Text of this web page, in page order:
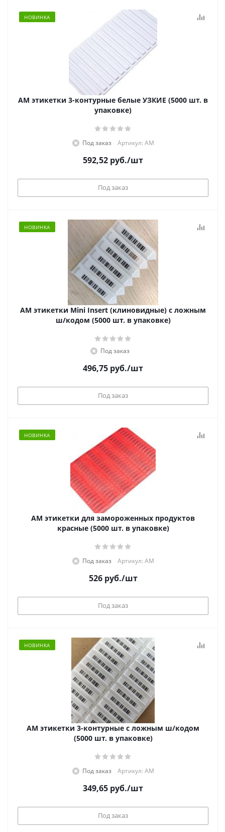
НОВИНКА
АМ этикетки 3-контурные белые УЗКИЕ (5000 шт. в
упаковке)
Под заказ Артикул: АМ
592,52 руб./шт
Под заказ
НОВИНКА
АМ этикетки Mini Insert (клиновидные) с ложным
ш/кодом (5000 шт. в упаковке)
Под заказ
496,75 руб./шт
Под заказ
НОВИНКА
АМ этикетки для замороженных продуктов
красные (5000 шт. в упаковке)
Под заказ Артикул: АМ
526руб./шт
Под заказ
НОВИНКА
АМ этикетки 3-контурные с ложным ш/кодом
(5000 шт. в упаковке)
Под заказ Артикул: АМ
349,65 руб./шт
Под заказ